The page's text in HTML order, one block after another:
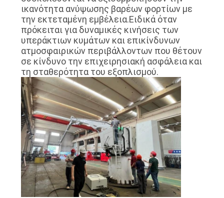
SITEMAP
ΠΟΛΙΤΙΚΉ
ΑΠΟΡΡΉΤΟΥ
ικανότητα ανύψωσης βαρέων φορτίων με
την εκτεταμένη εμβέλεια.Ειδικά όταν
πρόκειται για δυναμικές κινήσεις των
υπεράκτιων κυμάτων και επικίνδυνων
ατμοσφαιρικών περιβάλλοντων που θέτουν
σε κίνδυνο την επιχειρησιακή ασφάλεια και
τη σταθερότητα του εξοπλισμού.